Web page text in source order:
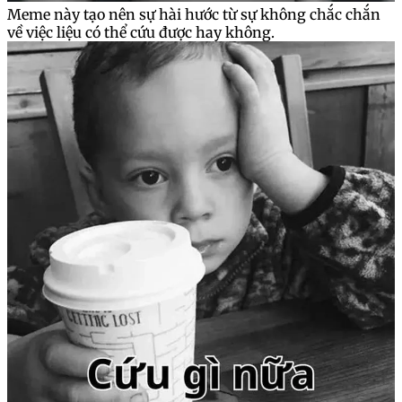
Meme này tạo nên sự hài hước từ sự không chắc chắn
về việc liệu có thể cứu được hay không.